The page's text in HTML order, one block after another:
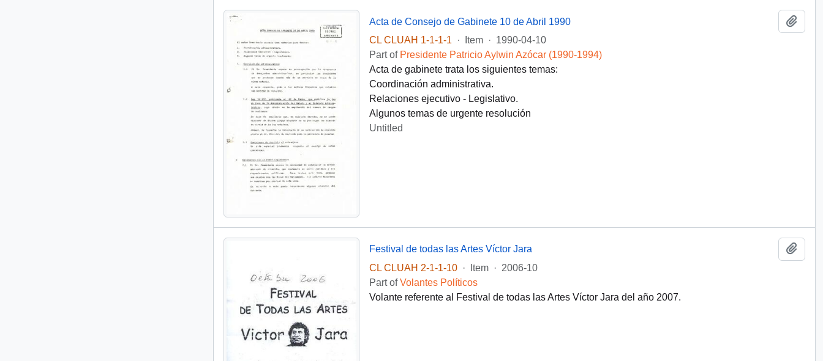
Acta de Consejo de Gabinete 10 de Abril 1990
CL CLUAH 1-1-1-1
· Item · 1990-04-10
Part of Presidente Patricio Aylwin Azócar (1990-1994)
Acta de gabinete trata los siguientes temas:
Coordinación administrativa.
Relaciones ejecutivo - Legislativo.
Algunos temas de urgente resolución
Untitled
Festival de todas las Artes Víctor Jara
CL CLUAH 2-1-1-10
· Item · 2006-10
Part ofVolantes Políticos
Volante referente al Festival de todas las Artes Víctor Jara del año 2007.